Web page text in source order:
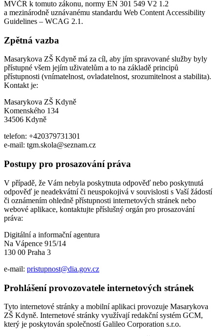
MVČR k tomuto zákonu, normy EN 301 549 V2 1.2
a mezinárodně uznávanému standardu Web Content Accessibility
Guidelines – WCAG 2.1.
Zpětná vazba
Masarykova ZŠ Kdyně má za cíl, aby jím spravované služby byly
přístupné všem jejím uživatelům a to na základě principů
přístupnosti (vnímatelnost, ovladatelnost, srozumitelnost a stabilita).
Kontakt je:
Masarykova ZŠ Kdyně
Komenského 134
34506 Kdyně
telefon: +420379731301
e-mail: tgm.skola@seznam.cz
Postupy pro prosazování práva
V případě, že Vám nebyla poskytnuta odpověď nebo poskytnutá
odpověď je neadekvátní či neuspokojivá v souvislosti s Vaší žádostí
či oznámením ohledně přístupnosti internetových stránek nebo
webové aplikace, kontaktujte příslušný orgán pro prosazování
práva:
Digitální a informační agentura
Na Vápence 915/14
130 00 Praha 3
e-mail: pristupnost@dia.gov.cz
Prohlášení provozovatele internetových stránek
Tyto internetové stránky a mobilní aplikaci provozuje Masarykova
ZŠ Kdyně. Internetové stránky využívají redakční systém GCM,
který je poskytován společností Galileo Corporation s.r.o.